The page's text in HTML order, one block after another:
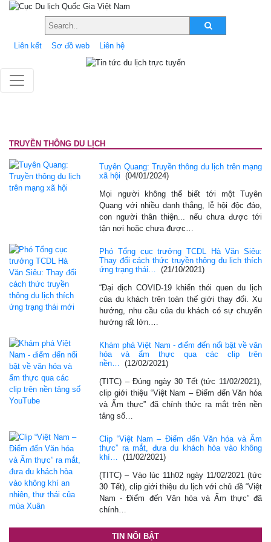
Liên kết Sơ đồ web Liên hệ
TRUYỀN THÔNG DU LỊCH
Tuyên Quang: Truyền thông du lịch trên mạng
xã hội
(04/01/2024)
Mọi người không thể biết tới một Tuyên
Quang với nhiều danh thắng, lễ hội độc đáo,
con người thân thiện... nếu chưa được tới
tận nơi hoặc chưa được…
Phó Tổng cục trưởng TCDL Hà Văn Siêu:
Thay đổi cách thức truyền thông du lịch thích
ứng trạng thái…
(21/10/2021)
“Đại dịch COVID-19 khiến thói quen du lịch
của du khách trên toàn thế giới thay đổi. Xu
hướng, nhu cầu của du khách có sự chuyển
hướng rất lớn.…
Khám phá Việt Nam - điểm đến nổi bật về văn
hóa và ẩm thực qua các clip trên
nền…
(12/02/2021)
(TITC) – Đúng ngày 30 Tết (tức 11/02/2021),
clip giới thiệu “Việt Nam – Điểm đến Văn hóa
và Ẩm thực” đã chính thức ra mắt trên nền
tảng số…
Clip “Việt Nam – Điểm đến Văn hóa và Ẩm
thực” ra mắt, đưa du khách hòa vào không
khí…
(11/02/2021)
(TITC) – Vào lúc 11h02 ngày 11/02/2021 (tức
30 Tết), clip giới thiệu du lịch với chủ đề “Việt
Nam - Điểm đến Văn hóa và Ẩm thực” đã
chính…
TIN NỔI BẬT